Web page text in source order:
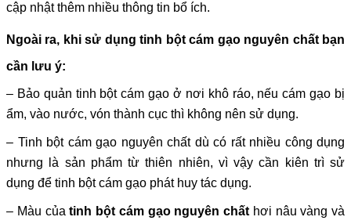
cập nhật thêm nhiều thông tin bổ ích.
Ngoài ra, khi sử dụng tinh bột cám gạo nguyên chất bạn
cần lưu ý:
– Bảo quản tinh bột cám gạo ở nơi khô ráo, nếu cám gạo bị
ẩm, vào nước, vón thành cục thì không nên sử dụng.
– Tinh bột cám gạo nguyên chất dù có rất nhiều công dụng
nhưng là sản phẩm từ thiên nhiên, vì vậy cần kiên trì sử
dụng để tinh bột cám gạo phát huy tác dụng.
– Màu củatinh bột cám gạo nguyên chất hơi nâu vàng và